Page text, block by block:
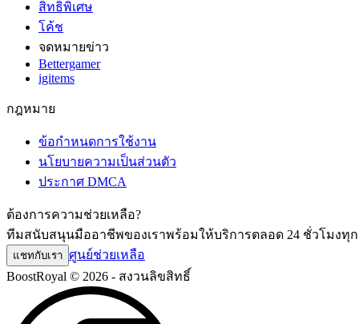
สิทธิพิเศษ
โค้ช
จดหมายข่าว
Bettergamer
igitems
กฎหมาย
ข้อกำหนดการใช้งาน
นโยบายความเป็นส่วนตัว
ประกาศ DMCA
ต้องการความช่วยเหลือ?
ทีมสนับสนุนมืออาชีพของเราพร้อมให้บริการตลอด 24 ชั่วโมงทุ
แชทกับเรา ศูนย์ช่วยเหลือ
BoostRoyal © 2026 - สงวนลิขสิทธิ์